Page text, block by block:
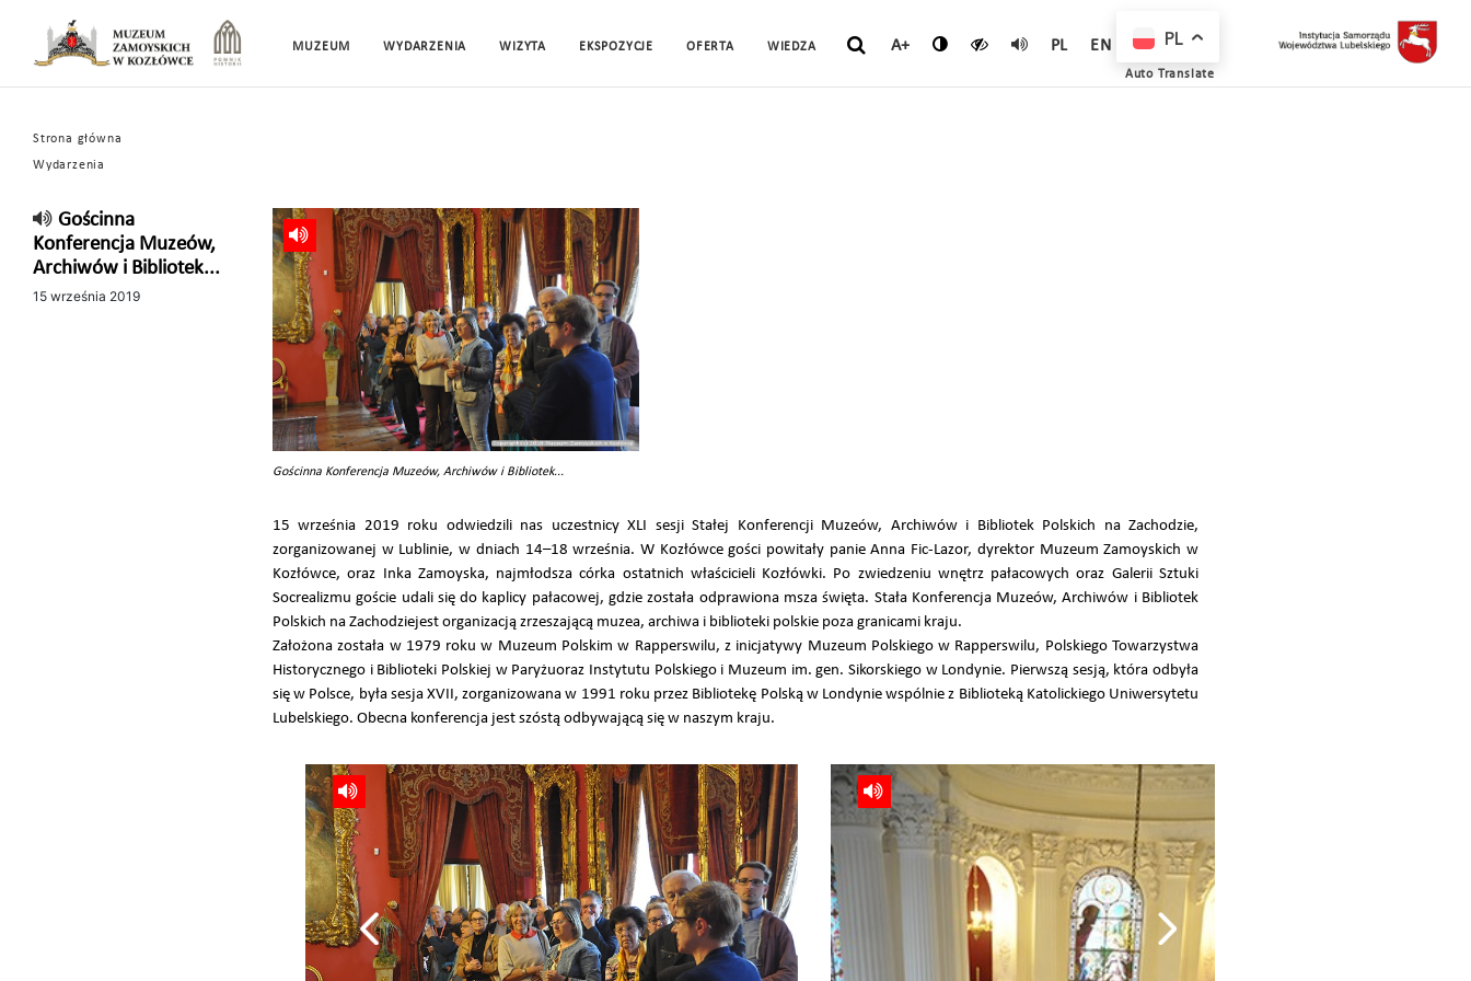
MUZEUM WYDARZENIA WIZYTA EKSPOZYCJE OFERTA WIEDZA A+ PL EN
Strona główna
Wydarzenia
Gościnna
Konferencja Muzeów,
Archiwów i Bibliotek...
15 września 2019
Gościnna Konferencja Muzeów, Archiwów i Bibliotek...
15 września 2019 roku odwiedzili nas uczestnicy XLI sesji Stałej Konferencji Muzeów, Archiwów i Bibliotek Polskich na Zachodzie,
zorganizowanej w Lublinie, w dniach 14–18 września. W Kozłówce gości powitały panie Anna Fic-Lazor, dyrektor Muzeum Zamoyskich w
Kozłówce, oraz Inka Zamoyska, najmłodsza córka ostatnich właścicieli Kozłówki. Po zwiedzeniu wnętrz pałacowych oraz Galerii Sztuki
Socrealizmu goście udali się do kaplicy pałacowej, gdzie została odprawiona msza święta. Stała Konferencja Muzeów, Archiwów i Bibliotek
Polskich na Zachodziejest organizacją zrzeszającą muzea, archiwa i biblioteki polskie poza granicami kraju.
Założona została w 1979 roku w Muzeum Polskim w Rapperswilu, z inicjatywy Muzeum Polskiego w Rapperswilu, Polskiego Towarzystwa
Historycznego i Biblioteki Polskiej w Paryżuoraz Instytutu Polskiego i Muzeum im. gen. Sikorskiego w Londynie. Pierwszą sesją, która odbyła
się w Polsce, była sesja XVII, zorganizowana w 1991 roku przez Bibliotekę Polską w Londynie wspólnie z Biblioteką Katolickiego Uniwersytetu
Lubelskiego. Obecna konferencja jest szóstą odbywającą się w naszym kraju.
PL
Auto Translate